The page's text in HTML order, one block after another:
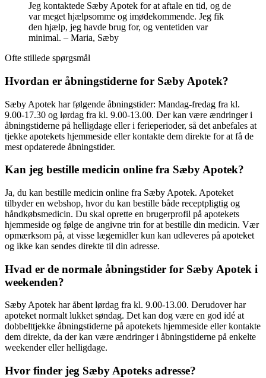
Jeg kontaktede Sæby Apotek for at aftale en tid, og de
var meget hjælpsomme og imødekommende. Jeg fik
den hjælp, jeg havde brug for, og ventetiden var
minimal. – Maria, Sæby
Ofte stillede spørgsmål
Hvordan er åbningstiderne for Sæby Apotek?
Sæby Apotek har følgende åbningstider: Mandag-fredag fra kl.
9.00-17.30 og lørdag fra kl. 9.00-13.00. Der kan være ændringer i
åbningstiderne på helligdage eller i ferieperioder, så det anbefales at
tjekke apotekets hjemmeside eller kontakte dem direkte for at få de
mest opdaterede åbningstider.
Kan jeg bestille medicin online fra Sæby Apotek?
Ja, du kan bestille medicin online fra Sæby Apotek. Apoteket
tilbyder en webshop, hvor du kan bestille både receptpligtig og
håndkøbsmedicin. Du skal oprette en brugerprofil på apotekets
hjemmeside og følge de angivne trin for at bestille din medicin. Vær
opmærksom på, at visse lægemidler kun kan udleveres på apoteket
og ikke kan sendes direkte til din adresse.
Hvad er de normale åbningstider for Sæby Apotek i
weekenden?
Sæby Apotek har åbent lørdag fra kl. 9.00-13.00. Derudover har
apoteket normalt lukket søndag. Det kan dog være en god idé at
dobbelttjekke åbningstiderne på apotekets hjemmeside eller kontakte
dem direkte, da der kan være ændringer i åbningstiderne på enkelte
weekender eller helligdage.
Hvor finder jeg Sæby Apoteks adresse?